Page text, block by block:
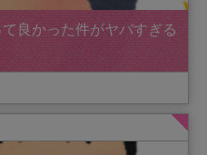
良かった件がヤバすぎる